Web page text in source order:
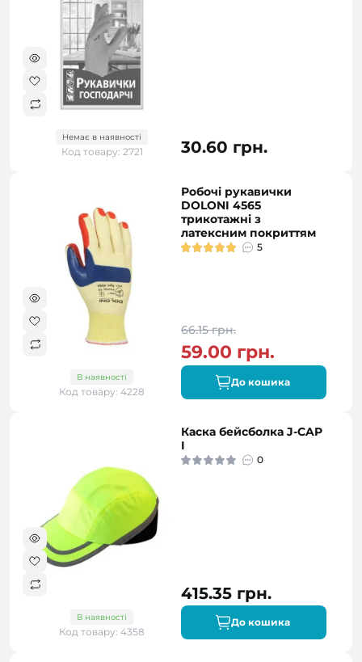
Немає в наявності
Код товару: 2721 30.60 грн.
В наявності
Код товару: 4228
Робочі рукавички
DOLONI 4565
трикотажні з
латексним покриттям
5
66.15 грн.
59.00 грн.
До кошика
В наявності
Код товару: 4358
Каска бейсболка J-CAP
I
0
415.35 грн.
До кошика